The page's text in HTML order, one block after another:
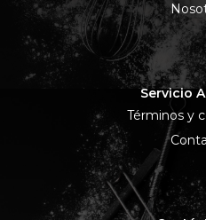
Servicio
Términos y